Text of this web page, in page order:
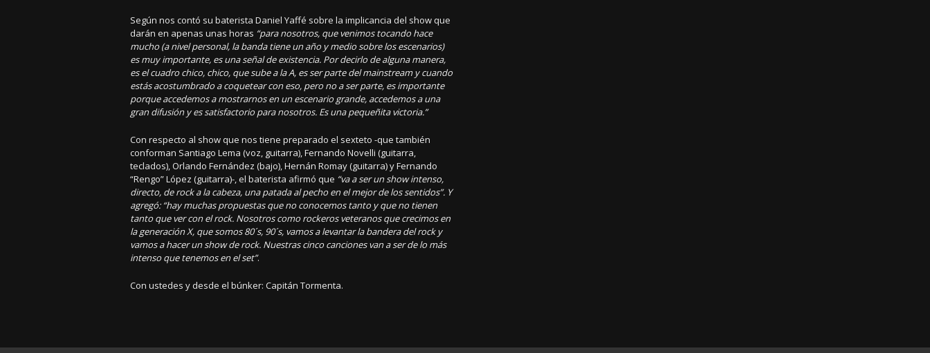
Según nos contó su baterista Daniel Yaffé sobre la implicancia del show que
darán en apenas unas horas “para nosotros, que venimos tocando hace
mucho (a nivel personal, la banda tiene un año y medio sobre los escenarios)
es muy importante, es una señal de existencia. Por decirlo de alguna manera,
es el cuadro chico, chico, que sube a la A, es ser parte del mainstream y cuando
estás acostumbrado a coquetear con eso, pero no a ser parte, es importante
porque accedemos a mostrarnos en un escenario grande, accedemos a una
gran difusión y es satisfactorio para nosotros. Es una pequeñita victoria.”
Con respecto al show que nos tiene preparado el sexteto -que también
conforman Santiago Lema (voz, guitarra), Fernando Novelli (guitarra,
teclados), Orlando Fernández (bajo), Hernán Romay (guitarra) y Fernando
“Rengo” López (guitarra)-, el baterista afirmó que “va a ser un show intenso,
directo, de rock a la cabeza, una patada al pecho en el mejor de los sentidos”. Y
agregó: “hay muchas propuestas que no conocemos tanto y que no tienen
tanto que ver con el rock. Nosotros como rockeros veteranos que crecimos en
la generación X, que somos 80´s, 90´s, vamos a levantar la bandera del rock y
vamos a hacer un show de rock. Nuestras cinco canciones van a ser de lo más
intenso que tenemos en el set”.
Con ustedes y desde el búnker: Capitán Tormenta.